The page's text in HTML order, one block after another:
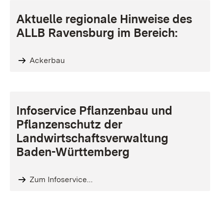
Aktuelle regionale Hinweise des
ALLB Ravensburg im Bereich:
Ackerbau
Infoservice Pflanzenbau und
Pflanzenschutz der
Landwirtschaftsverwaltung
Baden-Württemberg
Zum Infoservice...